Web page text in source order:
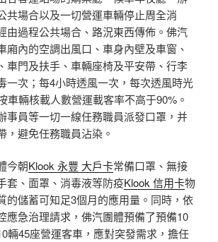
共場合以及一切營運車輛停止周全消
由過程公共場合、路況東西傳佈。佛汽
廂內的空調出風口、車身內壁及車窗、
車門及扶手、車輛座椅及平安帶、行李
一次；每4小時透風一次，每次透風時光
車輛核載人數營運載客率不高于90%。
事員等一切一線任務職員派發口罩，并
，避免任務職員沾染。
今朝Klook 永豐 大戶卡常備口罩、無接
套、面罩、消毒液等防疫Klook 信用卡物
的儲蓄可知足3個月的應用量。同時，依
應急治理請求，佛汽團體預備了預備10
輛45座營運客車，應對突發需求，擔任